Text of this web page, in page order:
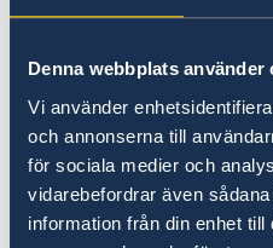
Denna webbplats använder
Vi använder
och annonserna till
för sociala medier och
vidarebefordrar även
information från din enhet
barnet varit
Vårdnadshavare
med pass/ID-kort
giltig
vårdnadshavare